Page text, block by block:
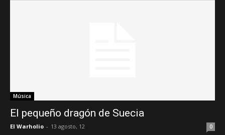
Música
El pequeño dragón de Suecia
El Warholio - 13 agosto, 12 0